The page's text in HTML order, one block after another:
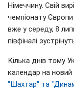
Німеччину. Свій
чемпіонату
вже у середу, 8
півфіналі
Кілька днів тому
календар на
"Шахтар" та